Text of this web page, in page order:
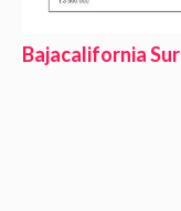
Bajacalifornia